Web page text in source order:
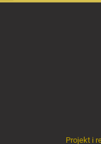
Projekt i